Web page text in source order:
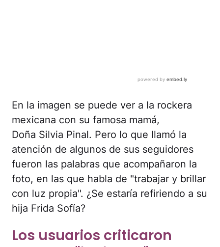
En la imagen se puede ver a la rockera
mexicana con su famosa mamá,
Doña Silvia Pinal. Pero lo que llamó la
atención de algunos de sus seguidores
fueron las palabras que acompañaron la
foto, en las que habla de "trabajar y brillar
con luz propia". ¿Se estaría refiriendo a su
hija Frida Sofía?
Los usuarios criticaron